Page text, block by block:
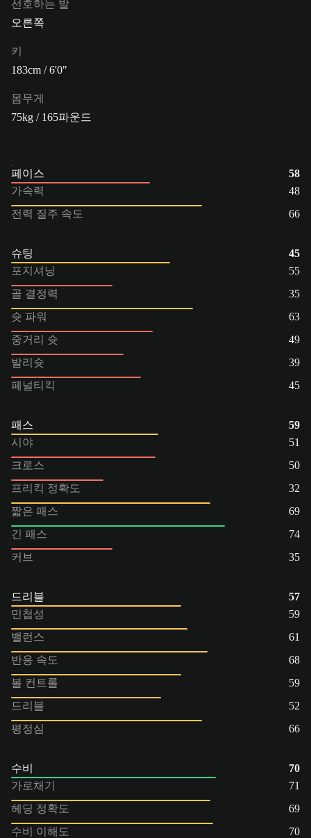
선호하는 발
오른쪽
키
183cm / 6'0"
몸무게
75kg / 165파운드
페이스
58
가속력
48
전력 질주 속도
66
슈팅
45
포지셔닝
55
골 결정력
35
슛 파워
63
중거리 슛
49
발리슛
39
페널티킥
45
패스
59
시야
51
크로스
50
프리킥 정확도
32
짧은 패스
69
긴 패스
74
커브
35
드리블
57
민첩성
59
밸런스
61
반응 속도
68
볼 컨트롤
59
드리블
52
평정심
66
수비
70
가로채기
71
헤딩 정확도
69
수비 이해도
70